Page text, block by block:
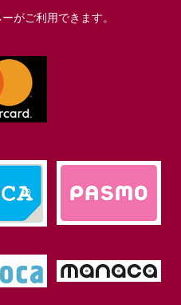
がご利用できます。